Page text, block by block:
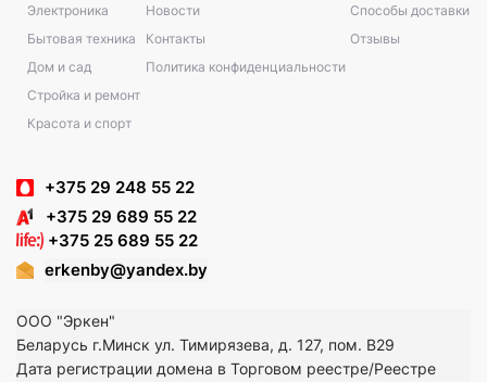
Электроника
Бытовая техника
Дом и сад
Стройка и ремонт
Красота и спорт
Новости
Контакты
Политика конфиденциальности
Способы доставки
Отзывы
+375 29 248 55 22
+375 29 689 55 22
+375 25 689 55 22
erkenby@yandex.by
ООО "Эркен"
Беларусь г.Минск ул. Тимирязева, д. 127, пом. В29
Дата регистрации домена в Торговом реестре/Реестре